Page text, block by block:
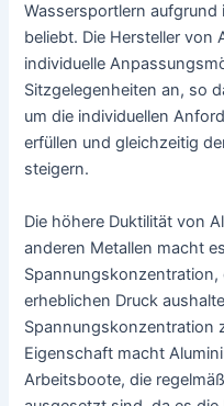
Wassersportlern aufgrund
beliebt. Die Hersteller von
individuelle
Sitzgelegenheiten an, so
um die individuellen
erfüllen und gleichzeitig
steigern.
Die höhere Duktilität von
anderen Metallen macht
Spannungskonzentration,
erheblichen Druck
Spannungskonzentration
Eigenschaft macht
Arbeitsboote, die